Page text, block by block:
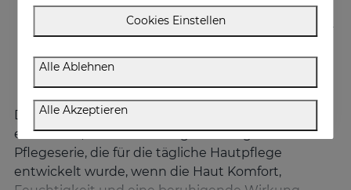
Die HIDRALOELinie von Sesderma ist eine
essentielle, wirksame und gut verträgliche
Pflegeserie, die für die tägliche Hautpflege
entwickelt wurde, wenn die Haut Komfort,
Cookies Einstellen
Alle Ablehnen
Alle Akzeptieren